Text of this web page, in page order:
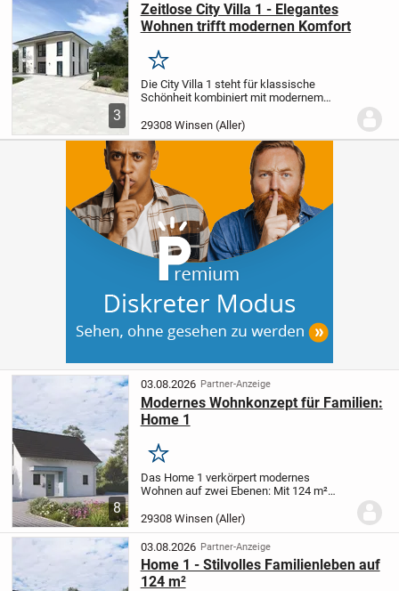
3
Zeitlose City Villa 1 - Elegantes
Wohnen trifft modernen Komfort
Merken
Die City Villa 1 steht für klassische
Schönheit kombiniert mit modernem
gestaltete Wohn- und Essbereich ist der
perfekte Ort, um mit Familie und Freunden
zu...
29308 Winsen (Aller)
8
03.08.2026 Partner-Anzeige
Modernes Wohnkonzept für Familien:
Home 1
Merken
Das Home 1 verkörpert modernes
Wohnen auf zwei Ebenen: Mit 124 m²
Zimmern ist dieses Haus ideal für die
kleine Familie.Im Erdgeschoss erwarten
Sie eine offene...
29308 Winsen (Aller)
03.08.2026 Partner-Anzeige
Home 1 - Stilvolles Familienleben auf
124 m²